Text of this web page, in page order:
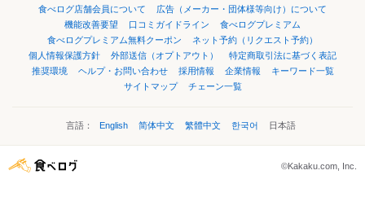
食べログ店舗会員について
広告（メーカー・団体様等向け）について
機能改善要望
口コミガイドライン
食べログプレミアム
食べログプレミアム無料クーポン
ネット予約（リクエスト予約）
個人情報保護方針
外部送信（オプトアウト）
特定商取引法に基づく表記
推奨環境
ヘルプ・お問い合わせ 採用情報 企業情報
キーワード一覧
サイトマップ
チェーン一覧
言語： English 简体中文 繁體中文 한국어 日本語
©Kakaku.com, Inc.